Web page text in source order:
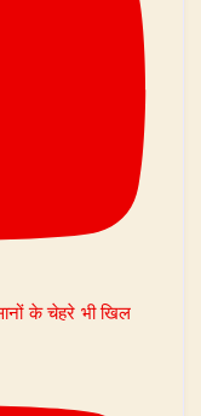
के चेहरे भी खिल